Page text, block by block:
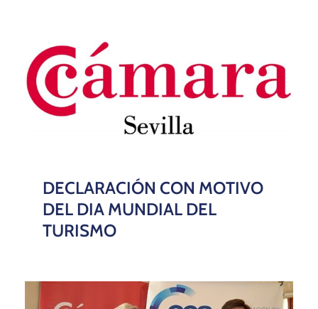
DECLARACIÓN CON MOTIVO
DEL DIA MUNDIAL DEL
TURISMO